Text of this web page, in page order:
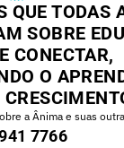
QUE TODAS
SOBRE
CONECTAR,
O
a Ânima e suas
7766